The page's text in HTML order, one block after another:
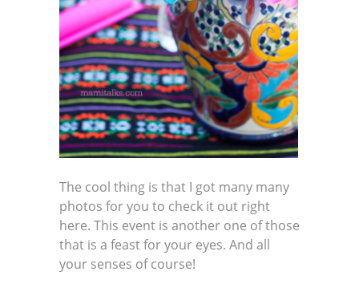
The cool thing is that I got many many
photos for you to check it out right
here. This event is another one of those
that is a feast for your eyes. And all
your senses of course!